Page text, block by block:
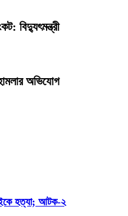
বিদ্যুৎমন্ত্রী
অভিযোগ
হত্যা; আটক-২